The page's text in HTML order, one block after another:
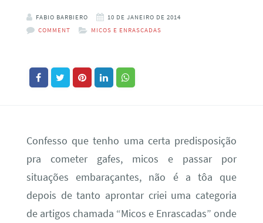
FABIO BARBIERO
10 DE JANEIRO DE 2014
COMMENT
MICOS E ENRASCADAS
Confesso que tenho uma certa predisposição
pra cometer gafes, micos e passar por
situações embaraçantes, não é a tôa que
depois de tanto aprontar criei uma categoria
de artigos chamada “Micos e Enrascadas” onde